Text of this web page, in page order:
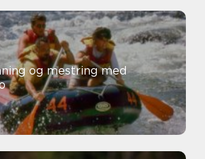
og mestring med